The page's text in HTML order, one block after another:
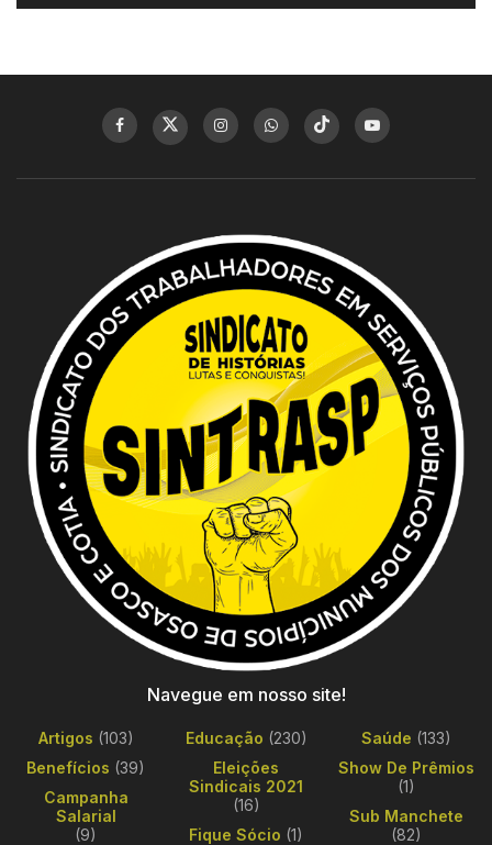
Navegue em nosso site!
Artigos (103)
Benefícios (39)
Campanha
Salarial
(9)
Educação (230)
Eleições
Sindicais 2021
(16)
Fique Sócio (1)
Saúde (133)
Show De Prêmios
(1)
Sub Manchete
(82)